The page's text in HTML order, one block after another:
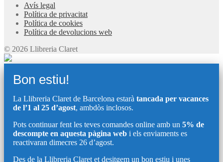
Avís legal
Política de privacitat
Política de cookies
Política de devolucions web
© 2026 Llibreria Claret
Bon estiu!
La Llibreria Claret de Barcelona estarà tancada per vacances
de l’1 al 25 d’agost, ambdòs inclosos.
Pots continuar fent les teves comandes online amb un 5% de
descompte en aquesta pàgina web i els enviaments es
reactivaran dimecres 26 d’agost.
Des de la Llibreria Claret et desitgem un bon estiu i unes